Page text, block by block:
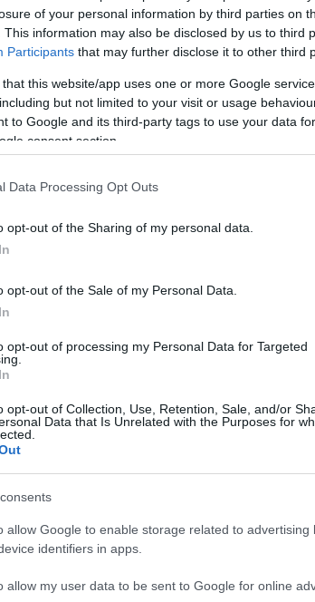
of your personal information by third parties on
This information may also be disclosed by us to third
Participants that may further disclose it to other third
that this website/app uses one or more Google
but not limited to your visit or usage
to Google and its third-party tags to use your data
consent section.
Data Processing Opt Outs
opt-out of the Sharing of my personal data.
opt-out of the Sale of my Personal Data.
opt-out of processing my Personal Data for Targeted
opt-out of Collection, Use, Retention, Sale, and/or
Data that Is Unrelated with the Purposes for
allow Google to enable storage related to advertising
identifiers in apps.
allow my user data to be sent to Google for online
άξονας Λαμία-Καρπενήσι,ένα έργο για το
των περιβαλλοντικών όρων. Μετά από
να οδεύσει στο τελικό του στάδιο, όπου θα
ανάληψη του έργου.